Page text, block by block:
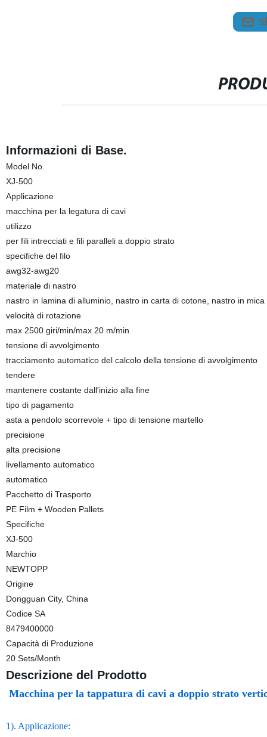
Informazioni di Base.
Model No.
XJ-500
Applicazione
macchina per la legatura di cavi
utilizzo
per fili intrecciati e fili paralleli a doppio strato
specifiche del filo
awg32-awg20
materiale di nastro
nastro in lamina di alluminio, nastro in carta di cotone, nastro in mica
velocità di rotazione
max 2500 giri/min/max 20 m/min
tensione di avvolgimento
tracciamento automatico del calcolo della tensione di avvolgimento
tendere
mantenere costante dall′inizio alla fine
tipo di pagamento
asta a pendolo scorrevole + tipo di tensione martello
precisione
alta precisione
livellamento automatico
automatico
Pacchetto di Trasporto
PE Film + Wooden Pallets
Specifiche
XJ-500
Marchio
NEWTOPP
Origine
Dongguan City, China
Codice SA
8479400000
Capacità di Produzione
20 Sets/Month
Descrizione del Prodotto
Macchina per la tappatura di cavi a doppio strato
1). Applicazione: